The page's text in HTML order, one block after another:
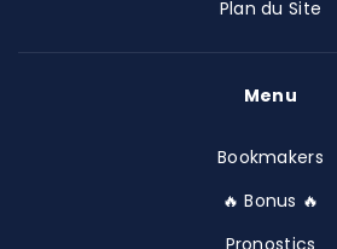
Plan du Site
Menu
Bookmakers
🔥 Bonus 🔥